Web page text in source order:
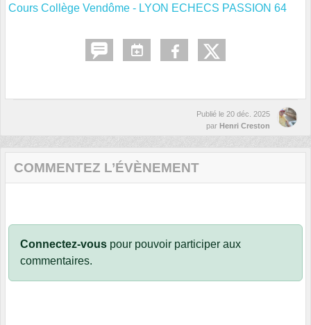
Cours Collège Vendôme - LYON ECHECS PASSION 64
Publié le 20 déc. 2025
par Henri Creston
COMMENTEZ L’ÉVÈNEMENT
Connectez-vous pour pouvoir participer aux
commentaires.